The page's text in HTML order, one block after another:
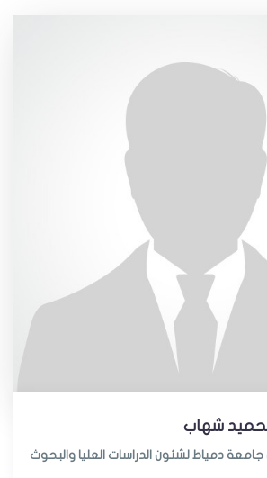
شهاب
دمياط لشئون الدراسات العليا والبحوث